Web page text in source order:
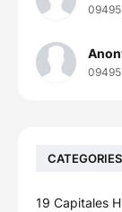
CATEGORIES
19 Capitales